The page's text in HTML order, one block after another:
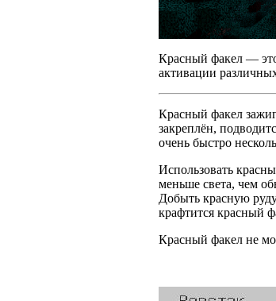
Красный факел —
активации
Красный факел
закреплён,
очень быстро
Использовать
меньше света, чем
Добыть красную
крафтится красный
Красный факел не